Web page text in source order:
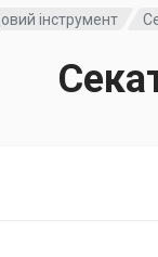
інструмент